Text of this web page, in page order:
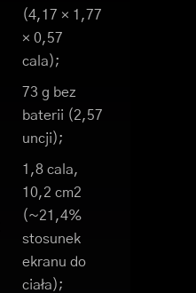
(4,17 × 1,77
× 0,57
cala);
73 g bez
baterii (2,57
uncji);
1,8 cala,
10,2 cm2
(~21,4%
stosunek
ekranu do
ciała);